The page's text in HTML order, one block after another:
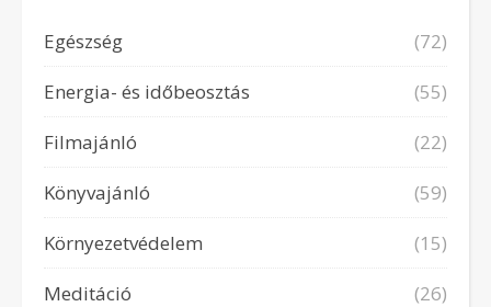
Egészség
(72)
Energia- és időbeosztás
(55)
Filmajánló
(22)
Könyvajánló
(59)
Környezetvédelem
(15)
Meditáció
(26)